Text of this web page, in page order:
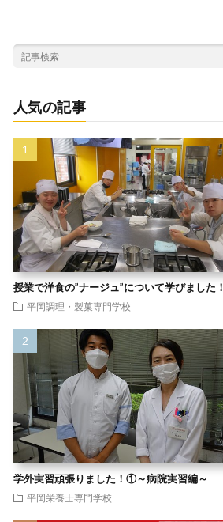
人気の記事
授業で洋食の”ナージュ”について学びました！
平岡調理・製菓専門学校
学外実習頑張りました！①～病院実習編～
平岡栄養士専門学校